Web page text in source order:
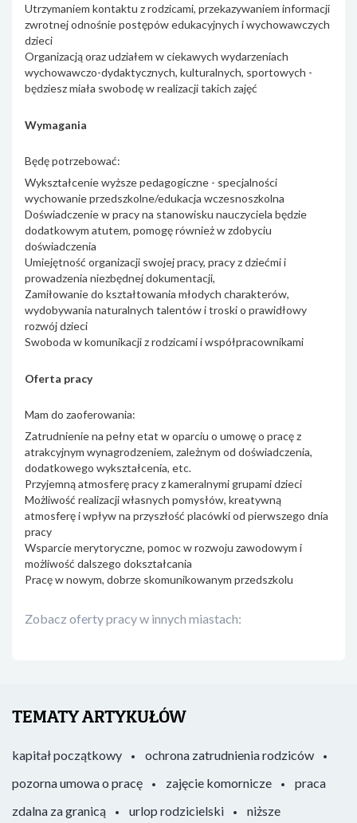
Utrzymaniem kontaktu z rodzicami, przekazywaniem informacji
zwrotnej odnośnie postępów edukacyjnych i wychowawczych
dzieci
Organizacją oraz udziałem w ciekawych wydarzeniach
wychowawczo-dydaktycznych, kulturalnych, sportowych -
będziesz miała swobodę w realizacji takich zajęć
Wymagania
Będę potrzebować:
Wykształcenie wyższe pedagogiczne - specjalności
wychowanie przedszkolne/edukacja wczesnoszkolna
Doświadczenie w pracy na stanowisku nauczyciela będzie
dodatkowym atutem, pomogę również w zdobyciu
doświadczenia
Umiejętność organizacji swojej pracy, pracy z dziećmi i
prowadzenia niezbędnej dokumentacji,
Zamiłowanie do kształtowania młodych charakterów,
wydobywania naturalnych talentów i troski o prawidłowy
rozwój dzieci
Swoboda w komunikacji z rodzicami i współpracownikami
Oferta pracy
Mam do zaoferowania:
Zatrudnienie na pełny etat w oparciu o umowę o pracę z
atrakcyjnym wynagrodzeniem, zależnym od doświadczenia,
dodatkowego wykształcenia, etc.
Przyjemną atmosferę pracy z kameralnymi grupami dzieci
Możliwość realizacji własnych pomysłów, kreatywną
atmosferę i wpływ na przyszłość placówki od pierwszego dnia
pracy
Wsparcie merytoryczne, pomoc w rozwoju zawodowym i
możliwość dalszego dokształcania
Pracę w nowym, dobrze skomunikowanym przedszkolu
Zobacz oferty pracy w innych miastach:
TEMATY ARTYKUŁÓW
kapitał początkowy
ochrona zatrudnienia rodziców
pozorna umowa o pracę
zajęcie komornicze
praca
zdalna za granicą
urlop rodzicielski niższe